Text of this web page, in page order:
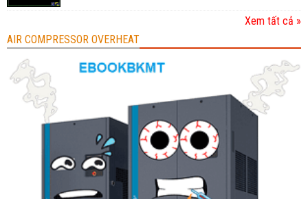
Xem tất cả »
AIR COMPRESSOR OVERHEAT